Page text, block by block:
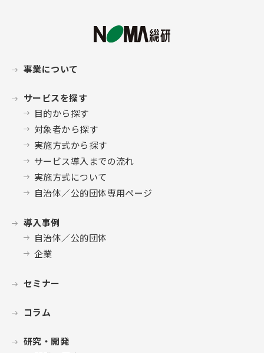
事業について
サービスを探す
目的から探す
対象者から探す
実施方式から探す
サービス導入までの流れ
実施方式について
自治体／公的団体専用ページ
導入事例
自治体／公的団体
企業
セミナー
コラム
研究・開発